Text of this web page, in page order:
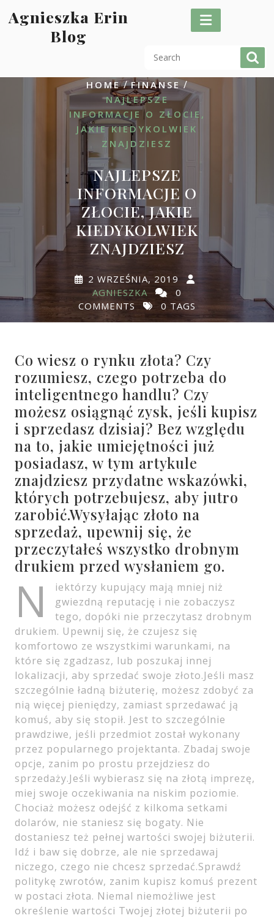
toAgnieszka Erin
Blog
HOME/FINANSE/
NAJLEPSZE
INFORMACJE O ZŁOCIE,
JAKIE KIEDYKOLWIEK
ZNAJDZIESZ
NAJLEPSZE
INFORMACJE O
ZŁOCIE, JAKIE
KIEDYKOLWIEK
ZNAJDZIESZ
2 WRZEŚNIA, 2019
AGNIESZKA
0
COMMENTS
0 TAGS
Co wiesz o rynku złota? Czy
rozumiesz, czego potrzeba do
inteligentnego handlu? Czy
możesz osiągnąć zysk, jeśli kupisz
i sprzedasz dzisiaj? Bez względu
na to, jakie umiejętności już
posiadasz, w tym artykule
znajdziesz przydatne wskazówki,
których potrzebujesz, aby jutro
zarobić.Wysyłając złoto na
sprzedaż, upewnij się, że
przeczytałeś wszystko drobnym
drukiem przed wysłaniem go.
N
iektórzy kupujący mają mniej niż
gwiezdną reputację i nie zobaczysz
tego, dopóki nie przeczytasz drobnym
drukiem. Upewnij się, że czujesz się
komfortowo ze wszystkimi warunkami, na
które się zgadzasz, lub poszukaj innej
lokalizacji, aby sprzedać swoje złoto.Jeśli masz
szczególnie ładną biżuterię, możesz zdobyć za
nią więcej pieniędzy, zamiast sprzedawać ją
komuś, aby się stopił. Jest to szczególnie
prawdziwe, jeśli przedmiot został wykonany
przez popularnego projektanta. Zbadaj swoje
opcje, zanim po prostu przejdziesz do
sprzedaży.Jeśli wybierasz się na złotą imprezę,
miej swoje oczekiwania na niskim poziomie.
Chociaż możesz odejść z kilkoma setkami
dolarów, nie staniesz się bogaty. Nie
dostaniesz też pełnej wartości swojej biżuterii.
Idź i baw się dobrze, ale nie sprzedawaj
niczego, czego nie chcesz sprzedać.Sprawdź
politykę zwrotów, zanim kupisz komuś prezent
w postaci złota. Niemal niemożliwe jest
określenie wartości Twojej złotej biżuterii po